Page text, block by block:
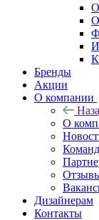
Бренды
Акции
О компании
О
Дизайнерам
Контакты